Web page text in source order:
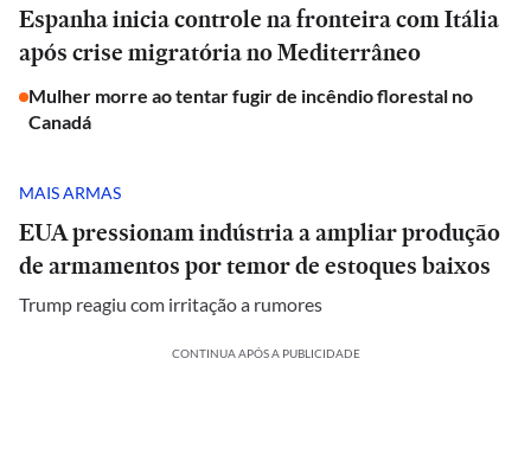
Espanha inicia controle na fronteira com Itália
após crise migratória no Mediterrâneo
Mulher morre ao tentar fugir de incêndio florestal no
Canadá
MAIS ARMAS
EUA pressionam indústria a ampliar produção
de armamentos por temor de estoques baixos
Trump reagiu com irritação a rumores
CONTINUA APÓS A PUBLICIDADE